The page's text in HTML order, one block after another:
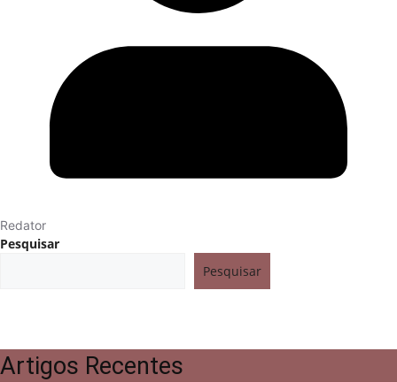
Redator
Pesquisar
Pesquisar
Artigos Recentes